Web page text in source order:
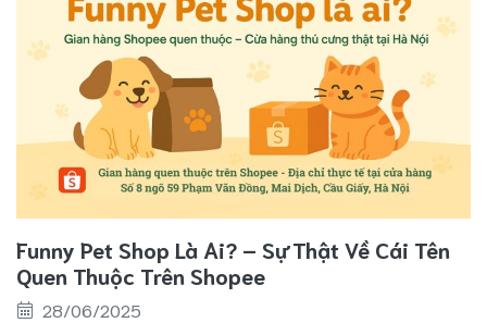
Funny Pet Shop Là Ai? – Sự Thật Về Cái Tên
Quen Thuộc Trên Shopee
28/06/2025